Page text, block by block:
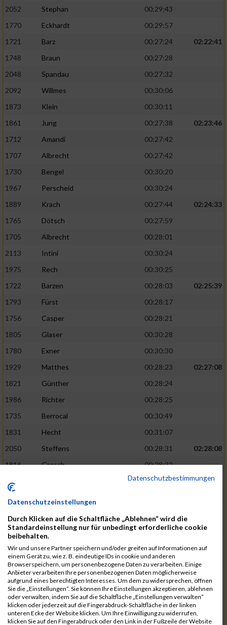
2052
Stephan
00:29:43
1770
Eckhardt
00:29:57
1721
Barz 00:27:24
02:22:41
1748
Braun
00:27:28
2048
Spandau
00:27:32
2092
Willmes
00:30:06
1873
Klein
00:30:11
1861
Jung 00:27:38
02:23:46
1712
Amandi
00:27:42
1707
Albrecht
00:27:42
1730
Bengel
00:30:20
1967
Perscheid
00:30:24
1889
Krach 00:27:44
02:24:33
1765
Dötsch
00:27:59
1705
Albrecht
00:28:01
2113
Intini
00:30:24
1975
Rech
00:30:25
1722
Barzen 00:28:03
02:25:39
1793
Fürst
00:28:17
1756
Casper
00:28:21
1805
Glaser
00:30:28
1780
Exner
00:30:30
1929
Matthes 00:28:23
02:27:08
1821
Günther
00:28:24
1986
Richter
00:28:25
1735
Berrocal
00:30:49
1831
Hecht
00:31:07
2050
Steffens 00:28:31
02:28:08
1816
Gresch
00:28:32
1933
00:28:33
1865
Kasper 00:28:34
02:28:33
2073
Voß
00:28:34
1976
Rech
00:28:37
1856
Johann
00:31:23
1928
Martini
00:31:25
1944
Mrsic 00:28:40
02:29:00
Datenschutzbestimmungen
Datenschutzeinstellungen
Durch Klicken auf die Schaltfläche „Ablehnen“ wird die
Standardeinstellung nur für unbedingt erforderliche cookie
beibehalten.
Wir und unsere Partner speichern und/oder greifen auf Informationen auf
einem Gerät zu, wie z. B. eindeutige IDs in cookie und anderen
Browserspeichern, um personenbezogene Daten zu verarbeiten. Einige
Anbieter verarbeiten Ihre personenbezogenen Daten möglicherweise
aufgrund eines berechtigten Interesses. Um dem zu widersprechen, öffnen
Sie die „Einstellungen“. Sie können Ihre Einstellungen akzeptieren, ablehnen
oder verwalten, indem Sie auf die Schaltfläche „Einstellungen verwalten“
klicken oder jederzeit auf die Fingerabdruck-Schaltfläche in der linken
unteren Ecke der Website klicken. Um Ihre Einwilligung zu widerrufen,
klicken Sie auf den Fingerabdruck oder den Link in der Fußzeile der Website